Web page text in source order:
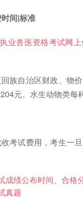
间|标准
业兽医资格考试网
回族自治区财政、
元。水生动物类每
考试费用，考生
成绩公布时间、合格
真题